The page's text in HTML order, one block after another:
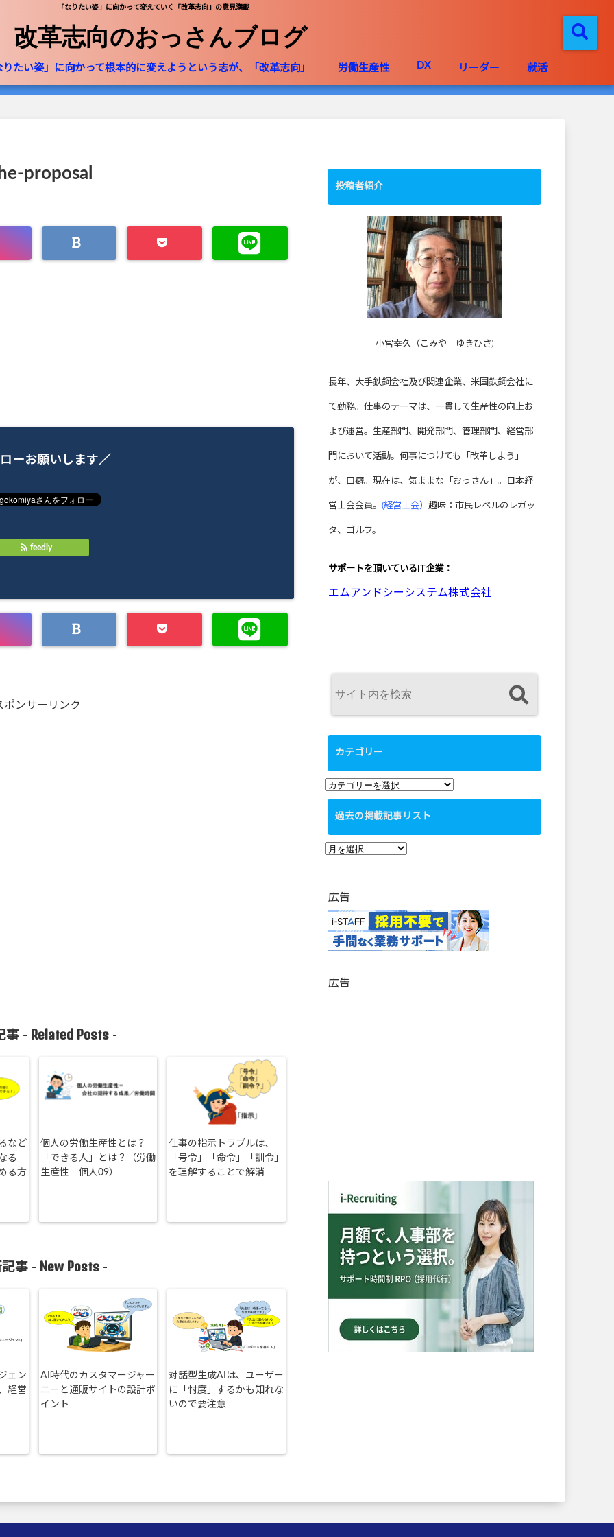
「なりたい姿」に向かって変えていく「改革志向」の意見満載
改革志向のおっさんブログ
りたい姿」に向かって根本的に変えようという志が、「改革志向」 労働生産性 DX リーダー 就活
proposal
ーお願いします／
feedly
ポンサーリンク
事 - Related Posts-
など
る
る方
個人の労働生産性とは？
「できる人」とは？（労働
生産性 個人09）
仕事の指示トラブルは、
「号令」「命令」「訓令」
を理解することで解消
事 - New Posts -
ェン
経営
AI時代のカスタマージャー
ニーと通販サイトの設計ポ
イント
対話型生成AIは、ユーザー
に「忖度」するかも知れな
いので要注意
投稿者紹介
小宮幸久（こみや ゆきひさ)
長年、大手鉄鋼会社及び関連企業、米国鉄鋼会社に
て勤務。仕事のテーマは、一貫して生産性の向上お
よび運営。生産部門、開発部門、管理部門、経営部
門において活動。何事につけても「改革しよう」
が、口癖。現在は、気ままな「おっさん」。日本経
営士会会員。 (経営士会） 趣味：市民レベルのレガッ
タ、ゴルフ。
サポートを頂いている IT企業：
エムアンドシーシステム株式会社
カテゴリー
カ
テ
リ
ー
過去の掲載記事リスト
過
掲
載
記
事
ス
広告
広告